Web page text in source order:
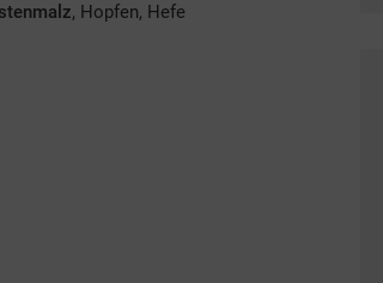
, Hopfen, Hefe